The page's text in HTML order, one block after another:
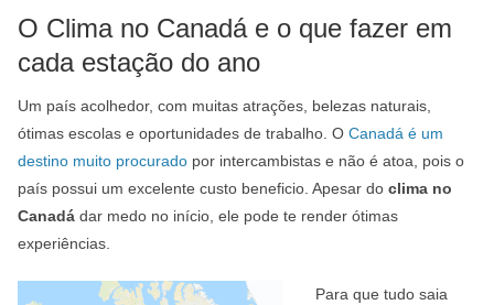
O Clima no Canadá e o que fazer em
cada estação do ano
Um país acolhedor, com muitas atrações, belezas naturais,
ótimas escolas e oportunidades de trabalho. O Canadá é um
destino muito procurado por intercambistas e não é atoa, pois o
país possui um excelente custo beneficio. Apesar do clima no
Canadá dar medo no início, ele pode te render ótimas
experiências.
Para que tudo saia